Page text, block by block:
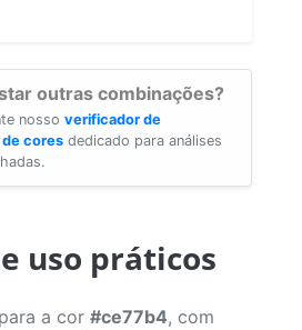
outras combinações?
nosso verificador de
cores dedicado para análises
uso práticos
a cor #ce77b4, com